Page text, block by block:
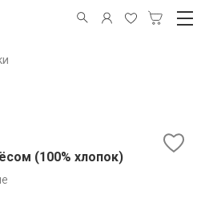
(100% хлопок)